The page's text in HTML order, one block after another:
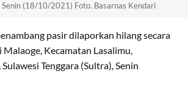
Senin (18/10/2021) Foto. Basarnas Kendari
pasir dilaporkan hilang secara
Kecamatan Lasalimu,
, Sulawesi Tenggara (Sultra), Senin